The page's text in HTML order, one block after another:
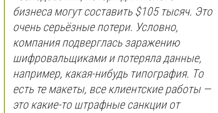
бизнеса могут составить $105 тысяч. Это
очень серьёзные потери. Условно,
компания подверглась заражению
шифровальщиками и потеряла данные,
например, какая-нибудь типография. То
есть те макеты, все клиентские работы —
это какие-то штрафные санкции от